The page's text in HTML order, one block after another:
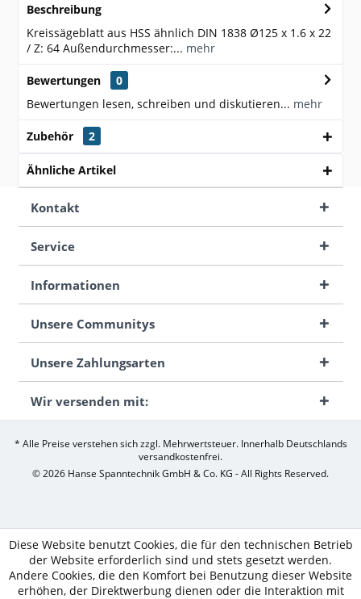
Beschreibung
Kreissägeblatt aus HSS ähnlich DIN 1838 Ø125 x 1.6 x 22
/ Z: 64 Außendurchmesser:... mehr
Bewertungen
0
Bewertungen lesen, schreiben und diskutieren... mehr
Zubehör 2
Ähnliche Artikel
Kontakt
Service
Informationen
Unsere Communitys
Unsere Zahlungsarten
Wir versenden mit:
* Alle Preise verstehen sich zzgl. Mehrwertsteuer. Innerhalb Deutschlands
versandkostenfrei.
© 2026 Hanse Spanntechnik GmbH & Co. KG - All Rights Reserved.
Diese Website benutzt Cookies, die für den technischen Betrieb
der Website erforderlich sind und stets gesetzt werden.
Andere Cookies, die den Komfort bei Benutzung dieser Website
erhöhen, der Direktwerbung dienen oder die Interaktion mit